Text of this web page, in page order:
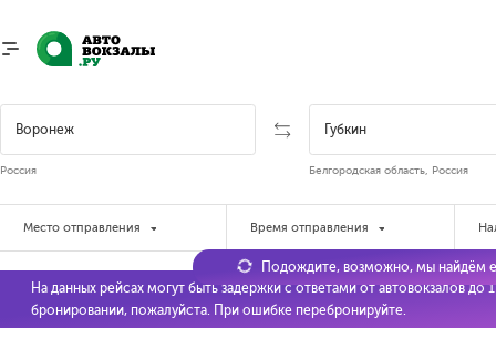
Россия Белгородская область, Россия
Место отправления Время отправления
На данных рейсах могут быть задержки с ответами от автовокзалов до
бронировании, пожалуйста. При ошибке перебронируйте.
Подождите, возможно, мы найдём